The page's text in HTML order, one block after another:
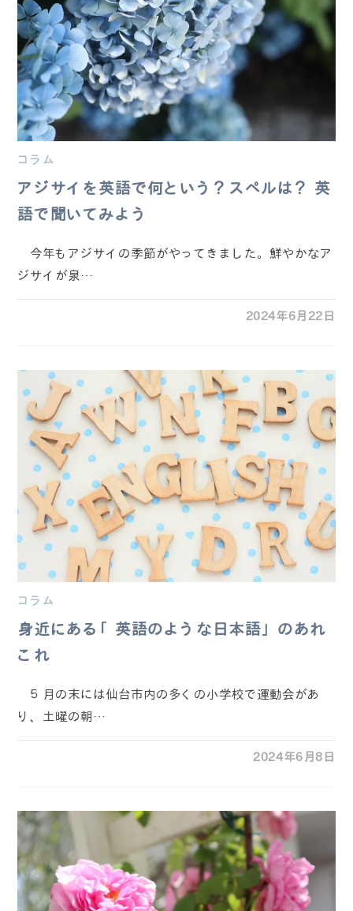
コラム
アジサイを英語で何という？スペルは？ 英
語で聞いてみよう
今年もアジサイの季節がやってきました。鮮やかなア
ジサイが泉…
2024年6月22日
コラム
身近にある「英語のような日本語」のあれ
これ
５月の末には仙台市内の多くの小学校で運動会があ
り、土曜の朝…
2024年6月8日